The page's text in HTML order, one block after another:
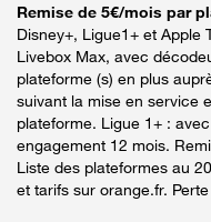
Remise de 5€/mois par
Disney+, Ligue1+ et Apple
Livebox Max, avec
plateforme (s) en plus
suivant la mise en service
plateforme. Ligue 1+ :
engagement 12 mois.
Liste des plateformes au
et tarifs sur orange.fr.